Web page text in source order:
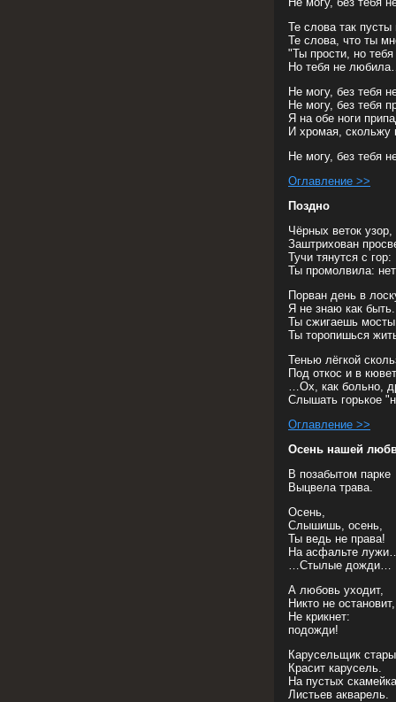
Те слова так пусты
Те слова, что ты
"Ты прости, но
Но тебя не
Не могу, без тебя
Не могу, без тебя
Я на обе ноги
И хромая, скольжу
Не могу, без тебя
Оглавление >>
Поздно
Чёрных веток узор,
Заштрихован
Тучи тянутся с гор:
Ты промолвила:
Порван день в
Я не знаю как быть.
Ты сжигаешь
Ты торопишься
Тенью лёгкой
Под откос и в
…Ох, как больно,
Слышать горькое
Оглавление >>
Осень нашей
В позабытом парке
Выцвела трава.
Осень,
Слышишь, осень,
Ты ведь не права!
На асфальте
…Стылые дожди…
А любовь уходит,
Никто не остановит,
Не крикнет:
подожди!
Карусельщик
Красит карусель.
На пустых
Листьев акварель.